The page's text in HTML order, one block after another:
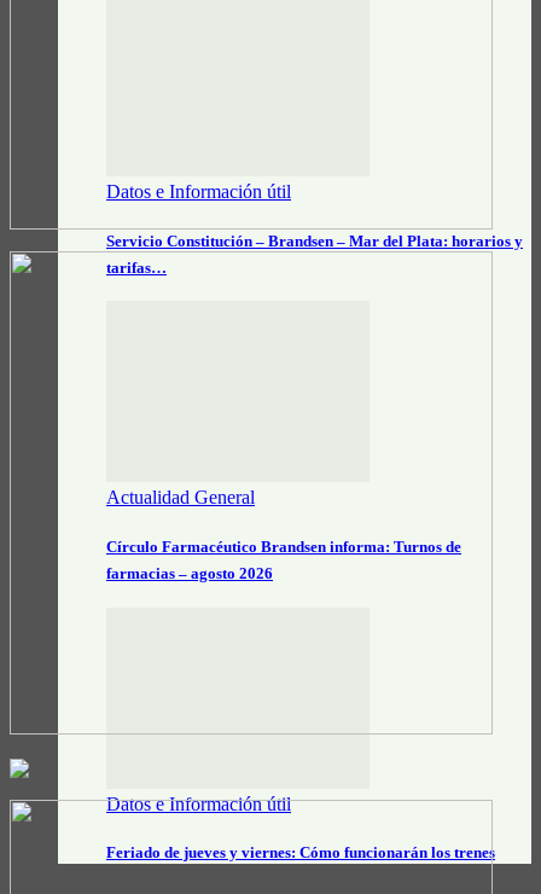
Datos e Información útil
Servicio Constitución – Brandsen – Mar del Plata: horarios y
tarifas…
Actualidad General
Círculo Farmacéutico Brandsen informa: Turnos de
farmacias – agosto 2026
Datos e Información útil
Feriado de jueves y viernes: Cómo funcionarán los trenes